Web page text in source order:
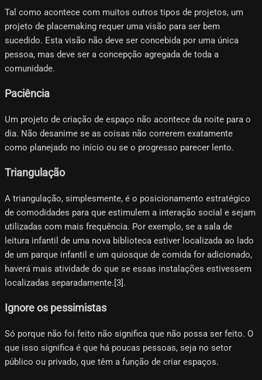
Tal como acontece com muitos outros tipos de projetos, um
projeto de placemaking requer uma visão para ser bem
sucedido. Esta visão não deve ser concebida por uma única
pessoa, mas deve ser a concepção agregada de toda a
comunidade.
Paciência
Um projeto de criação de espaço não acontece da noite para o
dia. Não desanime se as coisas não correrem exatamente
como planejado no início ou se o progresso parecer lento.
Triangulação
A triangulação, simplesmente, é o posicionamento estratégico
de comodidades para que estimulem a interação social e sejam
utilizadas com mais frequência. Por exemplo, se a sala de
leitura infantil de uma nova biblioteca estiver localizada ao lado
de um parque infantil e um quiosque de comida for adicionado,
haverá mais atividade do que se essas instalações estivessem
localizadas separadamente.[3]​.
Ignore os pessimistas
Só porque não foi feito não significa que não possa ser feito. O
que isso significa é que há poucas pessoas, seja no setor
público ou privado, que têm a função de criar espaços.